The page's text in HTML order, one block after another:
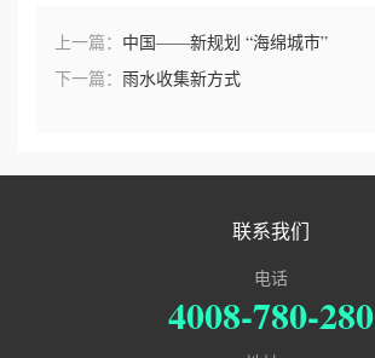
上一篇： 中国——新规划 “海绵城市”
下一篇： 雨水收集新方式
联系我们
电话
4008-780-280